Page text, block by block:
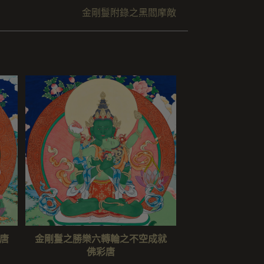
金剛鬘附錄之黑閻摩敵
金剛鬘之勝樂六轉輪之不空成就
佛彩唐